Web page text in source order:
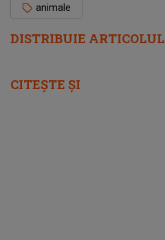
DISTRIBUIE ARTICOLUL
animale
CITEȘTE ȘI